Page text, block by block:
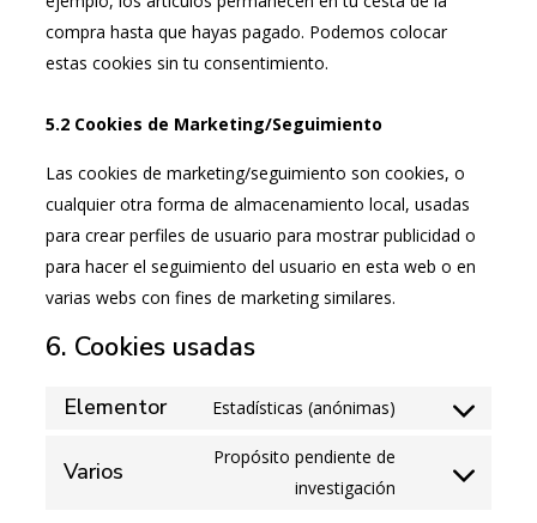
compra hasta que hayas pagado. Podemos colocar
estas cookies sin tu consentimiento.
5.2 Cookies de Marketing/Seguimiento
Las cookies de marketing/seguimiento son cookies, o
cualquier otra forma de almacenamiento local, usadas
para crear perfiles de usuario para mostrar publicidad o
para hacer el seguimiento del usuario en esta web o en
varias webs con fines de marketing similares.
6. Cookies usadas
Elementor Estadísticas (anónimas)
Varios
Propósito pendiente de
investigación